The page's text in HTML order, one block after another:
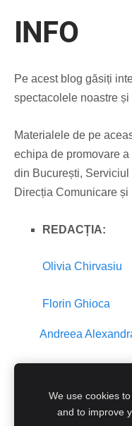
INFO
Pe acest blog găsiți
spectacolele noastre
Materialele de pe
echipa de promovare a
din București,
Direcția Comunicare
REDACȚIA:
Olivia Chirvasiu
Florin Ghioca
Andreea
We use cookies
and to improve